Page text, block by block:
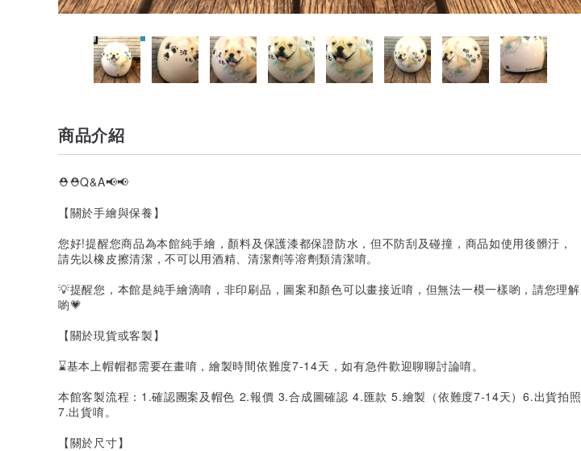
商品介紹
⛑️⛑️Q&A📢📢
【關於手繪與保養】
您好!提醒您商品為本館純手繪，顏料及保護漆都保證防水，但不防刮及碰撞，商品如使用後髒汙，
請先以橡皮擦清潔，不可以用酒精、清潔劑等溶劑類清潔唷。
💡提醒您，本館是純手繪滴唷，非印刷品，圖案和顏色可以畫接近唷，但無法一模一樣喲，請您理解
喲💗
【關於現貨或客製】
⌛基本上帽帽都需要在畫唷，繪製時間依難度7-14天，如有急件歡迎聊聊討論唷。
本館客製流程：1.確認團案及帽色 2.報價 3.合成圖確認 4.匯款 5.繪製（依難度7-14天）6.出貨拍照
7.出貨唷。
【關於尺寸】